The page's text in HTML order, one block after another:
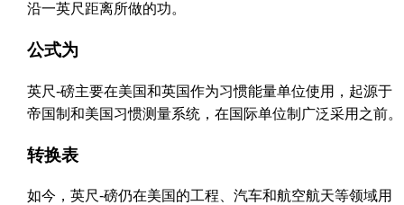
沿一英尺距离所做的功。
公式为
英尺-磅主要在美国和英国作为习惯能量单位使用，起源于
帝国制和美国习惯测量系统，在国际单位制广泛采用之前。
转换表
如今，英尺-磅仍在美国的工程、汽车和航空航天等领域用